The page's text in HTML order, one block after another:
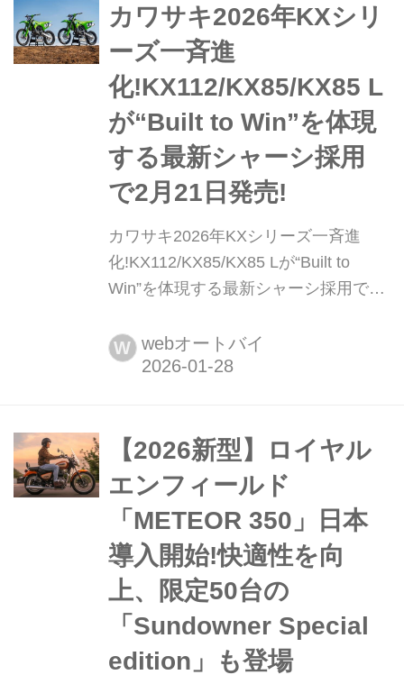
デルとして展開される。メーカー希望
小売価格は89万1000円。Ninja
250/400で築いてきた軽...
カワサキ2026年KXシリ
ーズ一斉進
化!KX112/KX85/KX85 L
が“Built to Win”を体現
する最新シャーシ採用
で2月21日発売!
カワサキ2026年KXシリーズ一斉進
化!KX112/KX85/KX85 Lが“Built to
Win”を体現する最新シャーシ採用で2
KXシリーズが大きく進化した。今回登
場したKX112、KX85、KX85 Lはフル
用し、足まわりと制動性能を大幅に強
化。若きライダーの“Built to Win”を体
現する本格レーサ...
W webオートバイ
【2026新型】ロイヤル
エンフィールド
「METEOR 350」日本
導入開始!快適性を向
上、限定50台の
「Sundowner Special
edition」も登場